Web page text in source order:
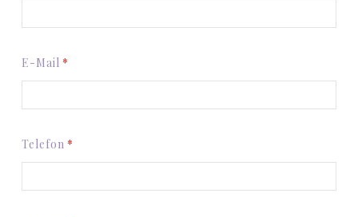
E-Mail
Telefon